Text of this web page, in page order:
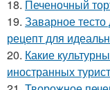
18. Печеночный
19. Заварное тесто
рецепт для
20. Какие
иностранных